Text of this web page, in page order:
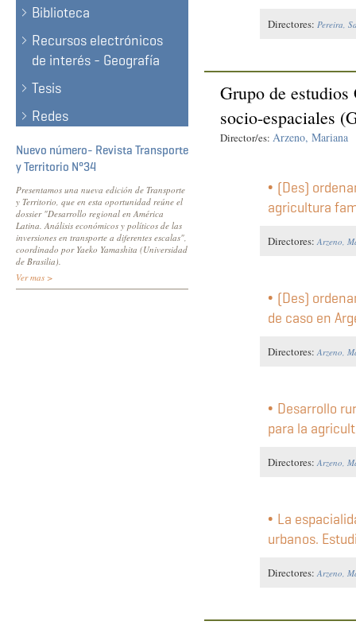
Biblioteca
Recursos electrónicos
de interés - Geografía
Tesis
Redes
Nuevo número- Revista Transporte
y Territorio N°34
Presentamos una nueva edición de Transporte
y Territorio, que en esta oportunidad reúne el
dossier "Desarrollo regional en América
Latina. Análisis económicos y políticos de las
inversiones en transporte a diferentes escalas",
coordinado por Yaeko Yamashita (Universidad
de Brasilia).
Ver mas >
Directores: Pereira,
Grupo de
socio-espaciales
Director/es: Arzeno, Mariana
(Des)
agricultura
Directores:Arzeno,
(Des)
de caso en
Directores:Arzeno,
Desarrollo
para la
Directores:Arzeno,
La
urbanos.
Directores:Arzeno,